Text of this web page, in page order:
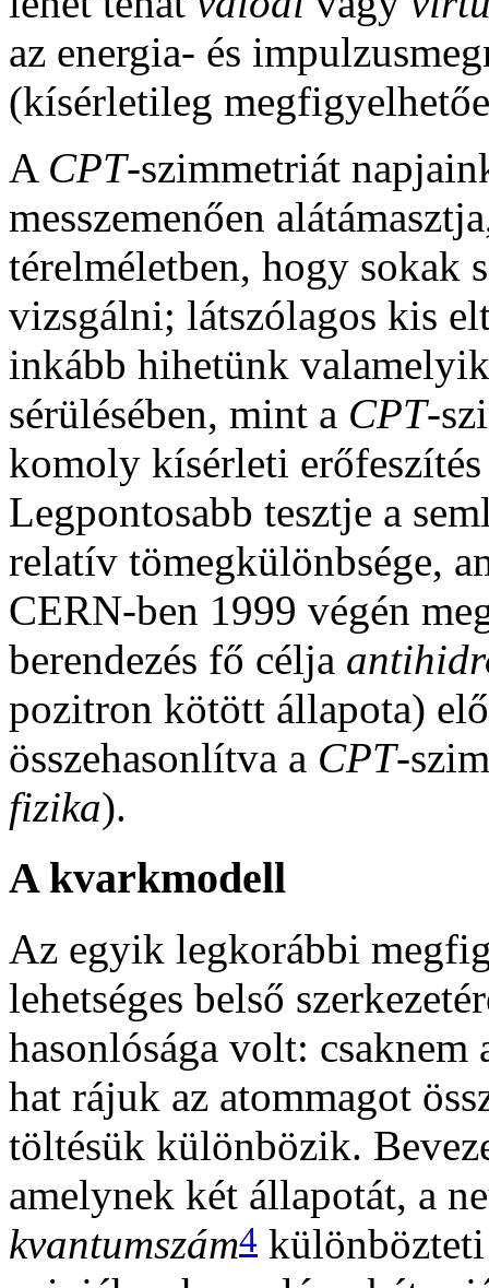
az energia- és
(kísérletileg
A CPT-szimmetriát
messzemenően
térelméletben, hogy sokak
vizsgálni; látszólagos kis
inkább hihetünk
sérülésében, mint a CPT-
komoly kísérleti
Legpontosabb tesztje a
relatív tömegkülönbsége,
CERN-ben 1999 végén
berendezés fő célja
pozitron kötött állapota)
összehasonlítva a CPT-
fizika).
A kvarkmodell
Az egyik legkorábbi
lehetséges belső
hasonlósága volt: csaknem
hat rájuk az atommagot
töltésük különbözik.
amelynek két állapotát, a
kvantumszám4